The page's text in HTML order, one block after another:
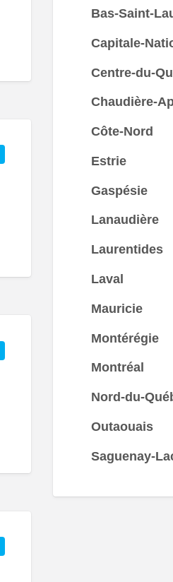
Bas-Saint-
Capitale-
Centre-du-
Chaudière-
Côte-Nord
Estrie
Gaspésie
Lanaudière
Laurentides
Laval
Mauricie
Montérégie
Montréal
Nord-du-
Outaouais
Saguenay-